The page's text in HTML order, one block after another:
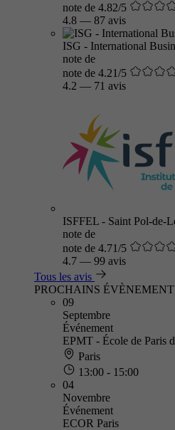
note de 4.82/5
4.8 — 87 avis
ISG - International
note de
note de 4.21/5
4.2 — 71 avis
ISFFEL - Saint Pol-de-
note de
note de 4.71/5
4.7 — 99 avis
Tous les avis
PROCHAINS
09
Septembre
Événement
EPMT - École de Paris
Paris
13:00 - 15:00
04
Novembre
Événement
ECOR Paris